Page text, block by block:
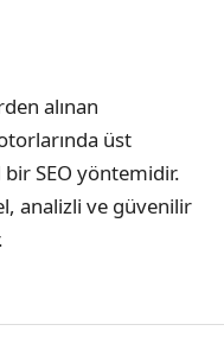
alınan
üst
bir SEO yöntemidir.
analizli ve güvenilir